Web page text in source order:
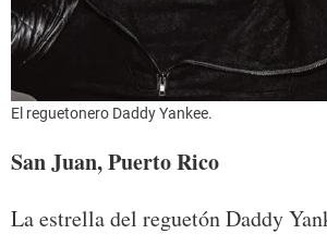
El reguetonero Daddy Yankee.
San Juan, Puerto Rico
La estrella del reguetón Daddy